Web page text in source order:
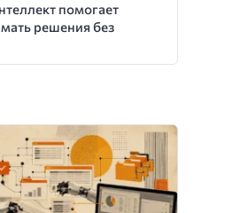
помогает
решения без